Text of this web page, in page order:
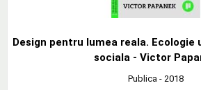
Design pentru lumea reala. Ecologie
sociala - Victor
Publica - 2018